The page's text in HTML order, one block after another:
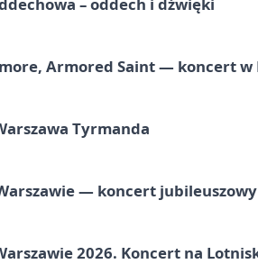
Armored Saint — koncert w
Tyrmanda
— koncert
2026. Koncert na